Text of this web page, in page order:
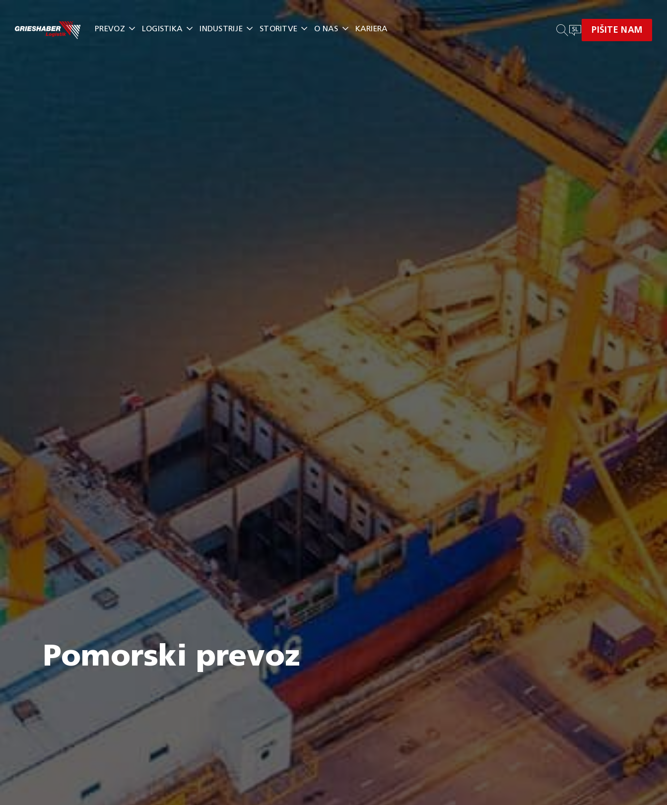
PREVOZ LOGISTIKA INDUSTRIJE STORITVE O NAS KARIERA PIŠITE NAM
Pomorski prevoz